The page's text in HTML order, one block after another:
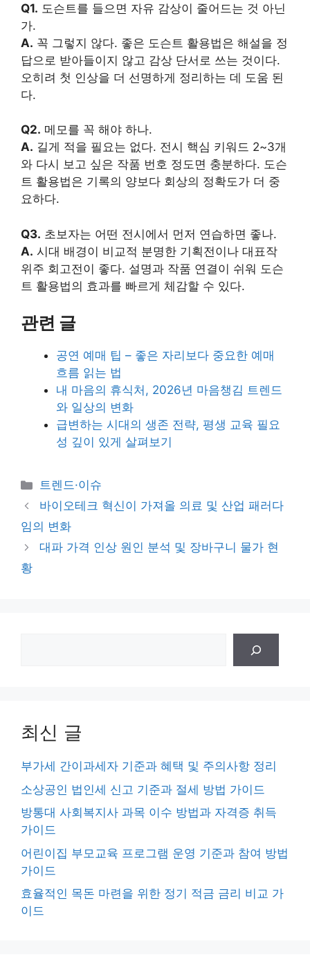
Q1. 도슨트를 들으면 자유 감상이 줄어드는 것 아닌
가.
A. 꼭 그렇지 않다. 좋은 도슨트 활용법은 해설을 정
답으로 받아들이지 않고 감상 단서로 쓰는 것이다.
오히려 첫 인상을 더 선명하게 정리하는 데 도움 된
다.
Q2. 메모를 꼭 해야 하나.
A. 길게 적을 필요는 없다. 전시 핵심 키워드 2~3개
와 다시 보고 싶은 작품 번호 정도면 충분하다. 도슨
트 활용법은 기록의 양보다 회상의 정확도가 더 중
요하다.
Q3. 초보자는 어떤 전시에서 먼저 연습하면 좋나.
A. 시대 배경이 비교적 분명한 기획전이나 대표작
위주 회고전이 좋다. 설명과 작품 연결이 쉬워 도슨
트 활용법의 효과를 빠르게 체감할 수 있다.
관련 글
공연 예매 팁 – 좋은 자리보다 중요한 예매
흐름 읽는 법
내 마음의 휴식처, 2026년 마음챙김 트렌드
와 일상의 변화
급변하는 시대의 생존 전략, 평생 교육 필요
성 깊이 있게 살펴보기
카
테
리
트렌드·이슈
바이오테크 혁신이 가져올 의료 및 산업 패러다
임의 변화
대파 가격 인상 원인 분석 및 장바구니 물가 현
황
최신 글
부가세 간이과세자 기준과 혜택 및 주의사항 정리
소상공인 법인세 신고 기준과 절세 방법 가이드
방통대 사회복지사 과목 이수 방법과 자격증 취득
가이드
어린이집 부모교육 프로그램 운영 기준과 참여 방법
가이드
효율적인 목돈 마련을 위한 정기 적금 금리 비교 가
이드